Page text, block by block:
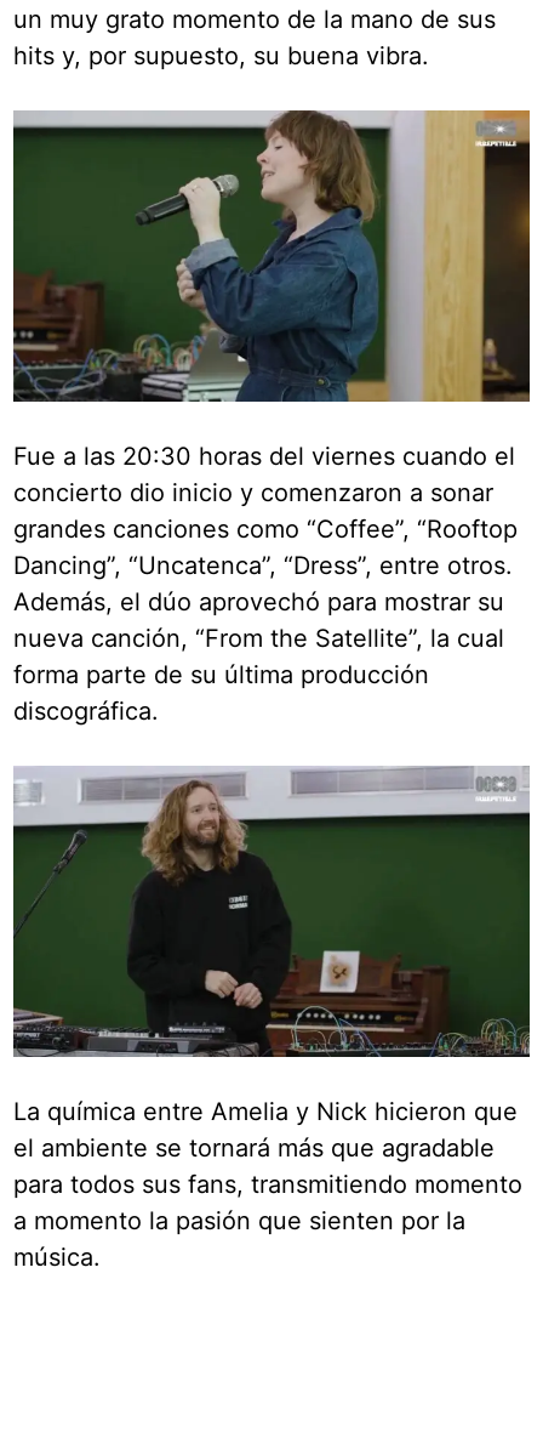
un muy grato momento de la mano de sus
hits y, por supuesto, su buena vibra.
Fue a las 20:30 horas del viernes cuando el
concierto dio inicio y comenzaron a sonar
grandes canciones como “Coffee”, “Rooftop
Dancing”, “Uncatenca”, “Dress”, entre otros.
Además, el dúo aprovechó para mostrar su
nueva canción, “From the Satellite”, la cual
forma parte de su última producción
discográfica.
La química entre Amelia y Nick hicieron que
el ambiente se tornará más que agradable
para todos sus fans, transmitiendo momento
a momento la pasión que sienten por la
música.